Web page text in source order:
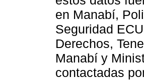
en Manabí,
Seguridad
Derechos,
Manabí y
contactadas